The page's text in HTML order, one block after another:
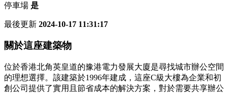
停車場 是
最後更新 2024-10-17 11:31:17
關於這座建築物
位於香港北角英皇道的豫港電力發展大廈是尋找城市辦公空間
的理想選擇。該建築於1996年建成，這座C級大樓為企業和初
創公司提供了實用且節省成本的解決方案，對於需要共享辦公